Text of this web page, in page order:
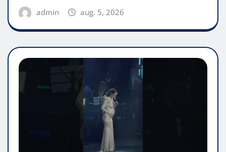
admin aug. 5, 2026